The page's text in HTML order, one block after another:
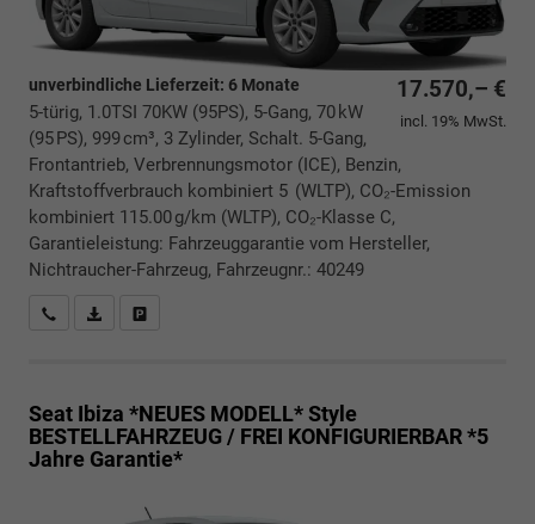
17.570,– €
incl. 19% MwSt.
unverbindliche Lieferzeit: 6 Monate
5-türig, 1.0TSI 70KW (95PS), 5-Gang, 70 kW
(95 PS), 999 cm³, 3 Zylinder, Schalt. 5-Gang,
Frontantrieb, Verbrennungsmotor (ICE), Benzin,
Kraftstoffverbrauch kombiniert 5 (WLTP), CO₂-Emission
kombiniert 115.00 g/km (WLTP), CO₂-Klasse C,
Garantieleistung: Fahrzeuggarantie vom Hersteller,
Nichtraucher-Fahrzeug, Fahrzeugnr.: 40249
Rückrufbitte absenden
PDF-Datei, Fahrzeugexposé drucken
Seat Ibiza *NEUES MODELL*Style
BESTELLFAHRZEUG / FREI KONFIGURIERBAR *5
Jahre Garantie*